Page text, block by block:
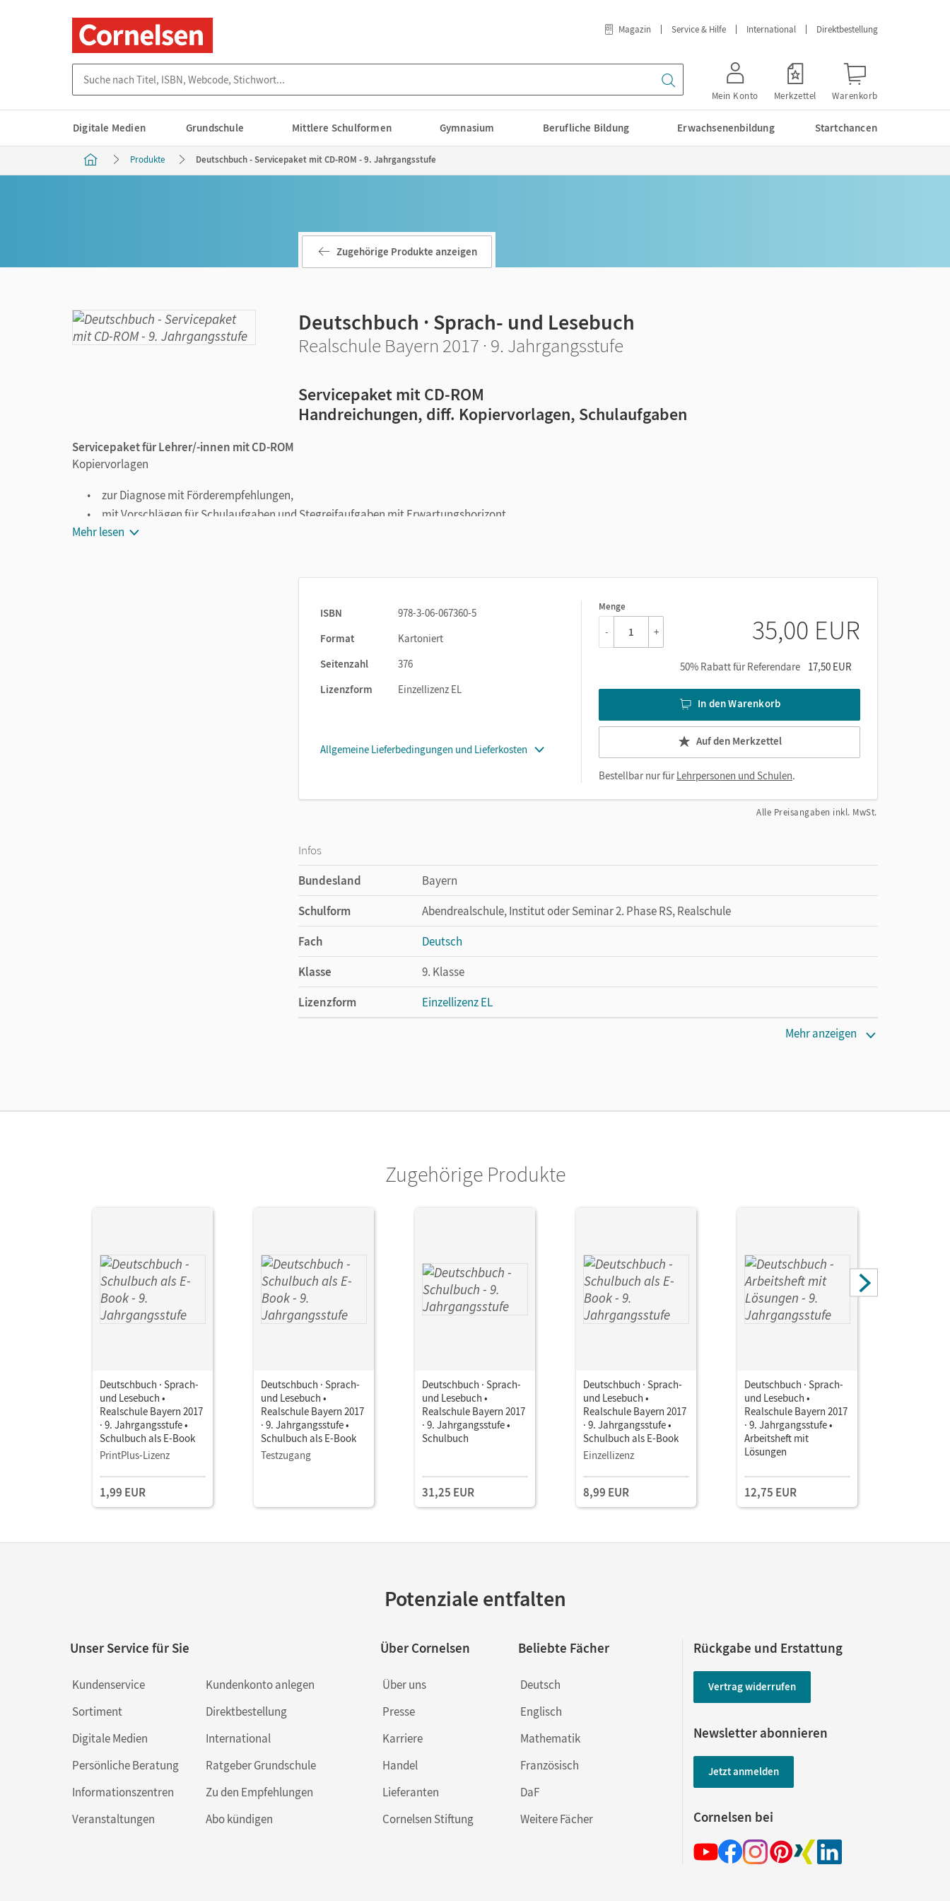
Magazin Service & Hilfe International Direktbestellung
Mein Konto Merkzettel Warenkorb
Digitale Medien Grundschule Mittlere Schulformen Gymnasium Berufliche Bildung Erwachsenenbildung Startchancen
Produkte Deutschbuch - Servicepaket mit CD-ROM - 9. Jahrgangsstufe
Zugehörige Produkte anzeigen
Deutschbuch · Sprach- und Lesebuch
Realschule Bayern 2017 · 9. Jahrgangsstufe
Servicepaket mit CD-ROM
Handreichungen, diff. Kopiervorlagen, Schulaufgaben
Servicepaket für Lehrer/-innen mit CD-ROM
Kopiervorlagen
zur Diagnose mit Förderempfehlungen,
mit Vorschlägen für Schulaufgaben und Stegreifaufgaben mit Erwartungshorizont,
zur Differenzierung sowie
Mehr lesen
ISBN
978-3-06-067360-5
Format
Kartoniert
Seitenzahl
376
Lizenzform
Einzellizenz EL
Allgemeine Lieferbedingungen und Lieferkosten
Menge
1
- + 35,00 EUR
50% Rabatt für Referendare 17,50 EUR
In den Warenkorb
Auf den Merkzettel
Bestellbar nur fürLehrpersonen und Schulen.
Alle Preisangaben inkl. MwSt.
Infos
Bundesland
Bayern
Schulform
Abendrealschule, Institut oder Seminar 2. Phase RS, Realschule
Fach
Deutsch
Klasse
9. Klasse
Lizenzform
Einzellizenz EL
Scharwies, Kerstin; Thammer, Doris; Wießmann, Gunder; Wolf, Stefanie; Zwengauer, Anja
Mehr anzeigen
Zugehörige Produkte
Deutschbuch · Sprach-
und Lesebuch •
Realschule Bayern 2017
· 9. Jahrgangsstufe •
Schulbuch als E-Book
PrintPlus-Lizenz
1,99 EUR
Deutschbuch · Sprach-
und Lesebuch •
Realschule Bayern 2017
· 9. Jahrgangsstufe •
Schulbuch als E-Book
Testzugang
Deutschbuch · Sprach-
und Lesebuch •
Realschule Bayern 2017
· 9. Jahrgangsstufe •
Schulbuch
31,25 EUR
Deutschbuch · Sprach-
und Lesebuch •
Realschule Bayern 2017
· 9. Jahrgangsstufe •
Schulbuch als E-Book
Einzellizenz
8,99 EUR
Deutschbuch · Sprach-
und Lesebuch •
Realschule Bayern 2017
· 9. Jahrgangsstufe •
Arbeitsheft mit
Lösungen
12,75 EUR
Potenziale entfalten
Unser Service für Sie
Kundenservice
Sortiment
Digitale Medien
Persönliche Beratung
Informationszentren
Veranstaltungen
Kundenkonto anlegen
Direktbestellung
International
Ratgeber Grundschule
Zu den Empfehlungen
Abo kündigen
Über Cornelsen
Über uns
Presse
Karriere
Handel
Lieferanten
Cornelsen Stiftung
Beliebte Fächer
Deutsch
Englisch
Mathematik
Französisch
DaF
Weitere Fächer
Rückgabe und Erstattung
Vertrag widerrufen
Newsletter abonnieren
Jetzt anmelden
Cornelsen bei